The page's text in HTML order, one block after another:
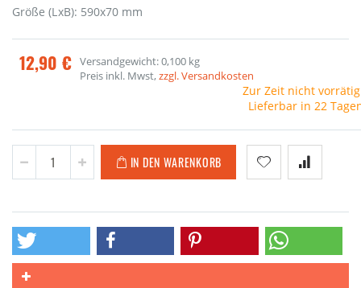
Größe (LxB): 590x70 mm
12,90 € Versandgewicht: 0,100 kg
Preis inkl. Mwst,zzgl. Versandkosten
Zur Zeit nicht
Lieferbar in 22
IN DEN WARENKORB